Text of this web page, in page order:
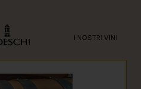
I NOSTRI VINI